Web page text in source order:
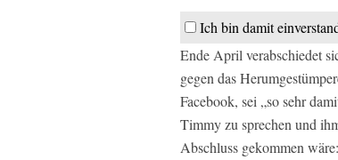
Ich bin damit
Ende April verabschiedet
gegen das
Facebook, sei „so sehr
Timmy zu sprechen und
Abschluss gekommen